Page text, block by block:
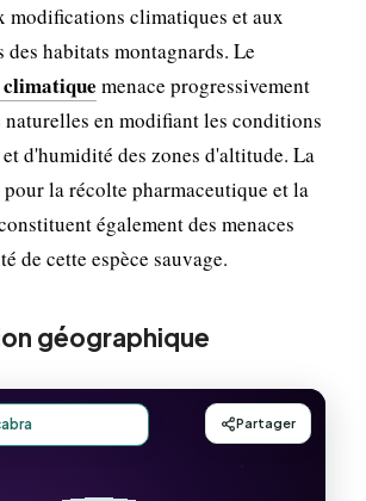
modifications climatiques et aux
habitats montagnards. Le
menace progressivement
en modifiant les conditions
d'humidité des zones d'altitude. La
la récolte pharmaceutique et la
également des menaces
de cette espèce sauvage.
géographique